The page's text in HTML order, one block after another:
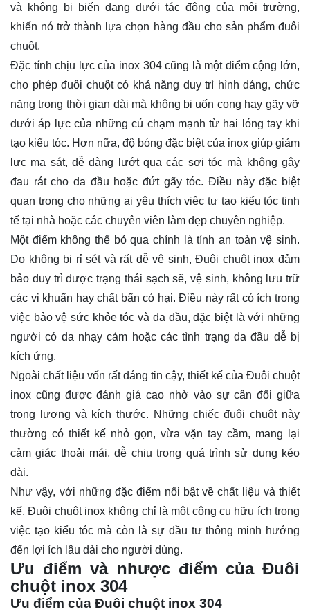
và không bị biến dạng dưới tác động của môi trường,
khiến nó trở thành lựa chọn hàng đầu cho sản phẩm đuôi
chuột.
Đặc tính chịu lực của inox 304 cũng là một điểm cộng lớn,
cho phép đuôi chuột có khả năng duy trì hình dáng, chức
năng trong thời gian dài mà không bị uốn cong hay gãy vỡ
dưới áp lực của những cú chạm mạnh từ hai lóng tay khi
tạo kiểu tóc. Hơn nữa, độ bóng đặc biệt của inox giúp giảm
lực ma sát, dễ dàng lướt qua các sợi tóc mà không gây
đau rát cho da đầu hoặc đứt gãy tóc. Điều này đặc biệt
quan trọng cho những ai yêu thích việc tự tạo kiểu tóc tinh
tế tại nhà hoặc các chuyên viên làm đẹp chuyên nghiệp.
Một điểm không thể bỏ qua chính là tính an toàn vệ sinh.
Do không bị rỉ sét và rất dễ vệ sinh, Đuôi chuột inox đảm
bảo duy trì được trạng thái sạch sẽ, vệ sinh, không lưu trữ
các vi khuẩn hay chất bẩn có hại. Điều này rất có ích trong
việc bảo vệ sức khỏe tóc và da đầu, đặc biệt là với những
người có da nhạy cảm hoặc các tình trạng da đầu dễ bị
kích ứng.
Ngoài chất liệu vốn rất đáng tin cậy, thiết kế của Đuôi chuột
inox cũng được đánh giá cao nhờ vào sự cân đối giữa
trọng lượng và kích thước. Những chiếc đuôi chuột này
thường có thiết kế nhỏ gọn, vừa vặn tay cầm, mang lại
cảm giác thoải mái, dễ chịu trong quá trình sử dụng kéo
dài.
Như vậy, với những đặc điểm nổi bật về chất liệu và thiết
kế, Đuôi chuột inox không chỉ là một công cụ hữu ích trong
việc tạo kiểu tóc mà còn là sự đầu tư thông minh hướng
đến lợi ích lâu dài cho người dùng.
Ưu điểm và nhược điểm của Đuôi
chuột inox 304
Ưu điểm của Đuôi chuột inox 304